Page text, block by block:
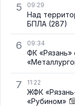
5 09:29
Над
БПЛА (287)
6 09:34
ФК «Рязань»
7 11:22
ЖФК
«Рубином»